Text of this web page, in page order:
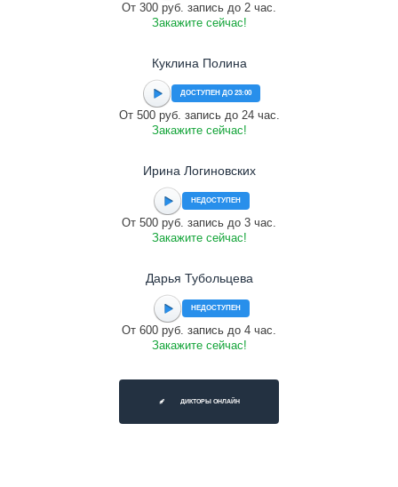
От 300 руб. запись до 2 час.
Закажите сейчас!
Куклина Полина
ДОСТУПЕН ДО 23:00
От 500 руб. запись до 24 час.
Закажите сейчас!
Ирина Логиновских
НЕДОСТУПЕН
От 500 руб. запись до 3 час.
Закажите сейчас!
Дарья Тубольцева
НЕДОСТУПЕН
От 600 руб. запись до 4 час.
Закажите сейчас!
ДИКТОРЫ ОНЛАЙН